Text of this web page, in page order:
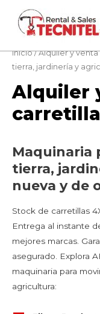
Inicio/Alquiler y
tierra, jardinería y
Alquiler
Maquinaria
tierra,
nueva y de
Stock de carretillas
Entrega al instante
mejores marcas.
asegurado. Explora
maquinaria para
agricultura: